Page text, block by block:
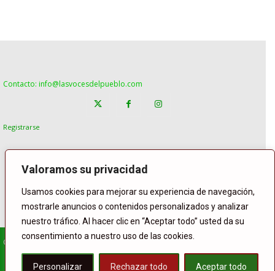
Valoramos su privacidad
Usamos cookies para mejorar su experiencia de navegación,
mostrarle anuncios o contenidos personalizados y analizar
nuestro tráfico. Al hacer clic en “Aceptar todo” usted da su
consentimiento a nuestro uso de las cookies.
Personalizar Rechazar todo Aceptar todo
Contacto: info@lasvocesdelpueblo.com
Registrarse
© Copyright Lasvocesdelpueblo
Homepage POLÍTICA ESPAÑA GENTE INTERNACIONAL